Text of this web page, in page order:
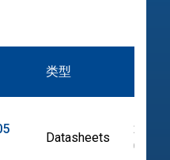
类型
Datasheets
2021-
02-08